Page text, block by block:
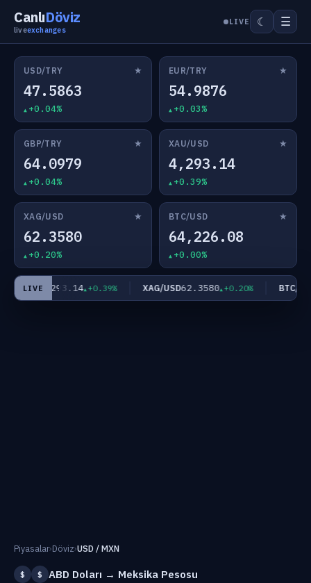
CanlıDöviz
liveexchanges
LIVE ☾ ☰
USD/TRY ★
47.5863
+0.04%
EUR/TRY ★
54.9876
+0.03%
GBP/TRY ★
64.0979
+0.04%
XAU/USD ★
4,293.14
+0.39%
XAG/USD ★
62.3580
+0.20%
BTC/USD ★
64,226.08
+0.00%
LIVE
USD4,293.14 +0.39% XAG/USD62.3580 +0.20% BTC/USD
Piyasalar›Döviz›USD / MXN
$ $ ABD Doları → Meksika Pesosu